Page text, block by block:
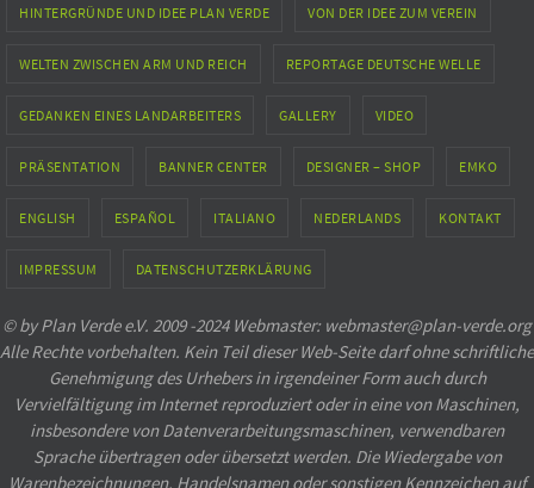
HINTERGRÜNDE UND IDEE PLAN VERDE VON DER IDEE ZUM VEREIN
WELTEN ZWISCHEN ARM UND REICH REPORTAGE DEUTSCHE WELLE
GEDANKEN EINES LANDARBEITERS GALLERY VIDEO
PRÄSENTATION BANNER CENTER DESIGNER – SHOP EMKO
ENGLISH ESPAÑOL ITALIANO NEDERLANDS KONTAKT
IMPRESSUM DATENSCHUTZERKLÄRUNG
© by Plan Verde e.V. 2009 -2024 Webmaster: webmaster@plan-verde.org
Alle Rechte vorbehalten. Kein Teil dieser Web-Seite darf ohne schriftliche
Genehmigung des Urhebers in irgendeiner Form auch durch
Vervielfältigung im Internet reproduziert oder in eine von Maschinen,
insbesondere von Datenverarbeitungsmaschinen, verwendbaren
Sprache übertragen oder übersetzt werden. Die Wiedergabe von
Warenbezeichnungen, Handelsnamen oder sonstigen Kennzeichen auf